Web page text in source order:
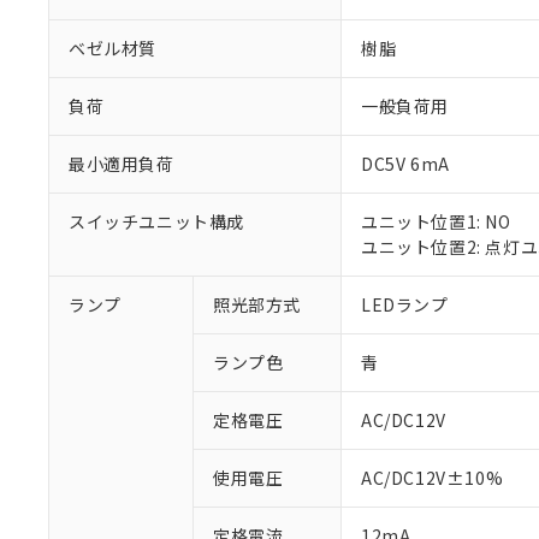
ベゼル材質 樹脂
負荷 一般負荷用
最小適用負荷 DC5V 6mA
スイッチユニット構成
ユニット位置1: NO
ユニット位置2: 点灯
ランプ 照光部方式 LEDランプ
ランプ色 青
定格電圧 AC/DC12V
使用電圧 AC/DC12V±10%
ご利用条件
以下の条件をお
※1 対応状況
対応予定：EU
対応予定なし：
調査・確認中：
非該当品：ライセ
※1 中国